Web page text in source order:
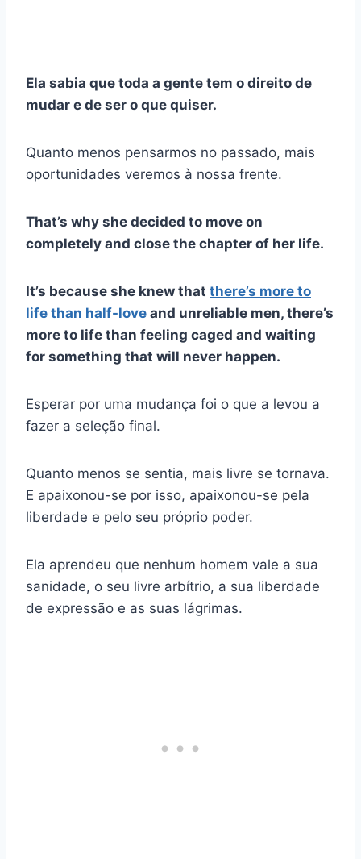
Ela sabia que toda a gente tem o direito de
mudar e de ser o que quiser.
Quanto menos pensarmos no passado, mais
oportunidades veremos à nossa frente.
That’s why she decided to move on
completely and close the chapter of her life.
It’s because she knew that there’s more to
life than half-love and unreliable men, there’s
more to life than feeling caged and waiting
for something that will never happen.
Esperar por uma mudança foi o que a levou a
fazer a seleção final.
Quanto menos se sentia, mais livre se tornava.
E apaixonou-se por isso, apaixonou-se pela
liberdade e pelo seu próprio poder.
Ela aprendeu que nenhum homem vale a sua
sanidade, o seu livre arbítrio, a sua liberdade
de expressão e as suas lágrimas.